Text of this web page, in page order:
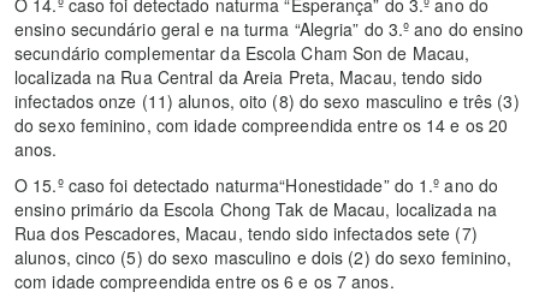
O 14.º caso foi detectado naturma “Esperança” do 3.º ano do
ensino secundário geral e na turma “Alegria” do 3.º ano do ensino
secundário complementar da Escola Cham Son de Macau,
localizada na Rua Central da Areia Preta, Macau, tendo sido
infectados onze (11) alunos, oito (8) do sexo masculino e três (3)
do sexo feminino, com idade compreendida entre os 14 e os 20
anos.
O 15.º caso foi detectado naturma“Honestidade” do 1.º ano do
ensino primário da Escola Chong Tak de Macau, localizada na
Rua dos Pescadores, Macau, tendo sido infectados sete (7)
alunos, cinco (5) do sexo masculino e dois (2) do sexo feminino,
com idade compreendida entre os 6 e os 7 anos.